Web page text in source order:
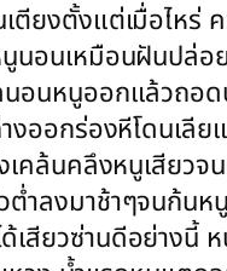
ยงตั้งแต่เมื่อไหร่
อนเหมือนฝันปล่อย
นหนูออกแล้วถอด
ออกร่องหีโดนเลีย
เคล้นคลึงหนูเสียว
ลงมาช้าๆจนก้นห
เสียวซ่านดีอย่างนี้